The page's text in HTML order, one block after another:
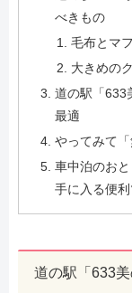
べきもの
毛布とマ
大きめの
道の駅「633
最適
やってみて
車中泊のお
手に入る便
道の駅「633